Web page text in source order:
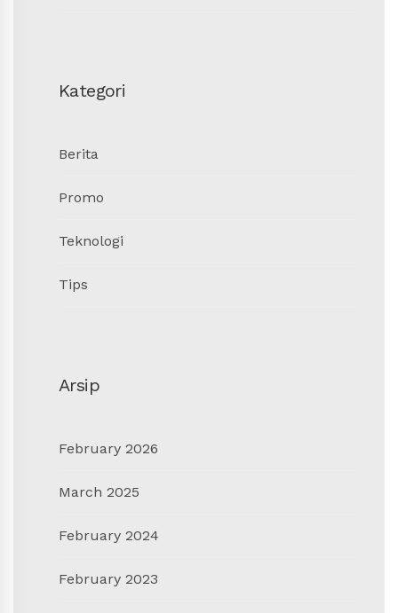
Kategori
Berita
Promo
Teknologi
Tips
Arsip
February 2026
March 2025
February 2024
February 2023